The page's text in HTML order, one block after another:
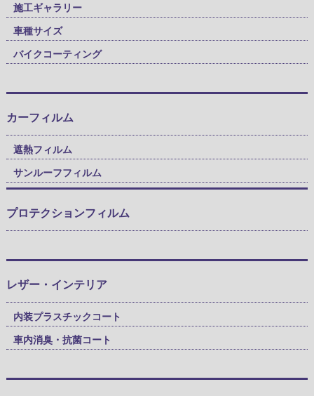
施工ギャラリー
車種サイズ
バイクコーティング
カーフィルム
遮熱フィルム
サンルーフフィルム
プロテクションフィルム
レザー・インテリア
内装プラスチックコート
車内消臭・抗菌コート